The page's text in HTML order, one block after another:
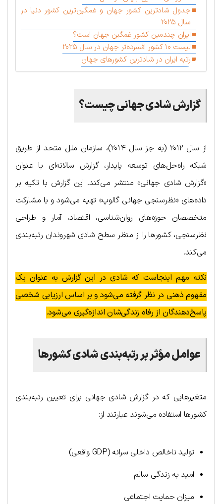
جدول شادترین کشور جهان و غمگین‌ترین کشور دنیا در
سال ۲۰۲۵
ایران چندمین کشور غمگین جهان است؟
لیست ۱۰ کشور افسرده‌تر جهان در سال ۲۰۲۵
رتبه ایران در شادترین کشورهای جهان
گزارش شادی جهانی چیست؟
از سال ۲۰۱۲ (به جز سال ۲۰۱۴)، سازمان ملل متحد از طریق
شبکه راه‌حل‌های توسعه پایدار، گزارش سالانه‌ای با عنوان
«گزارش شادی جهانی» منتشر می‌کند. این گزارش با تکیه بر
داده‌های «نظرسنجی جهانی گالوپ» تهیه می‌شود و با مشارکت
متخصصان حوزه‌های روان‌شناسی، اقتصاد، آمار و طراحی
نظرسنجی، کشورها را از منظر سطح شادی شهروندان رتبه‌بندی
می‌کند.
نکته مهم اینجاست که شادی در این گزارش به عنوان یک
مفهوم ذهنی در نظر گرفته می‌شود و بر اساس ارزیابی شخصی
پاسخ‌دهندگان از رفاه زندگی‌شان اندازه‌گیری می‌شود.
عوامل مؤثر بر رتبه‌بندی شادی کشورها
متغیرهایی که در گزارش شادی جهانی برای تعیین رتبه‌بندی
کشورها استفاده می‌شوند عبارتند از:
تولید ناخالص داخلی سرانه (GDP واقعی)
امید به زندگی سالم
میزان حمایت اجتماعی